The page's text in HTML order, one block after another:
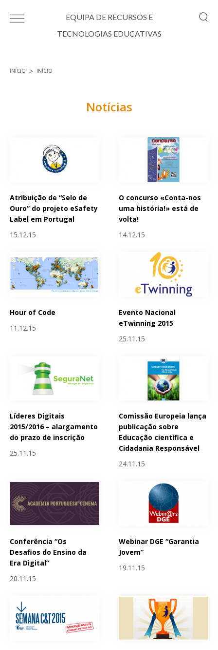
EQUIPA DE RECURSOS E
TECNOLOGIAS EDUCATIVAS
INÍCIO INÍCIO
Notícias
Atribuição de “Selo de
Ouro” do projeto eSafety
Label em Portugal
15.12.15
O concurso «Conta-nos
uma história!» está de
volta!
14.12.15
Hour of Code
11.12.15
Evento Nacional
eTwinning 2015
25.11.15
Líderes Digitais
2015/2016 – alargamento
do prazo de inscrição
25.11.15
Comissão Europeia lança
publicação sobre
Educação científica e
Cidadania Responsável
24.11.15
Conferência “Os
Desafios do Ensino da
Era Digital”
20.11.15
Webinar DGE “Garantia
Jovem”
19.11.15
Páginas